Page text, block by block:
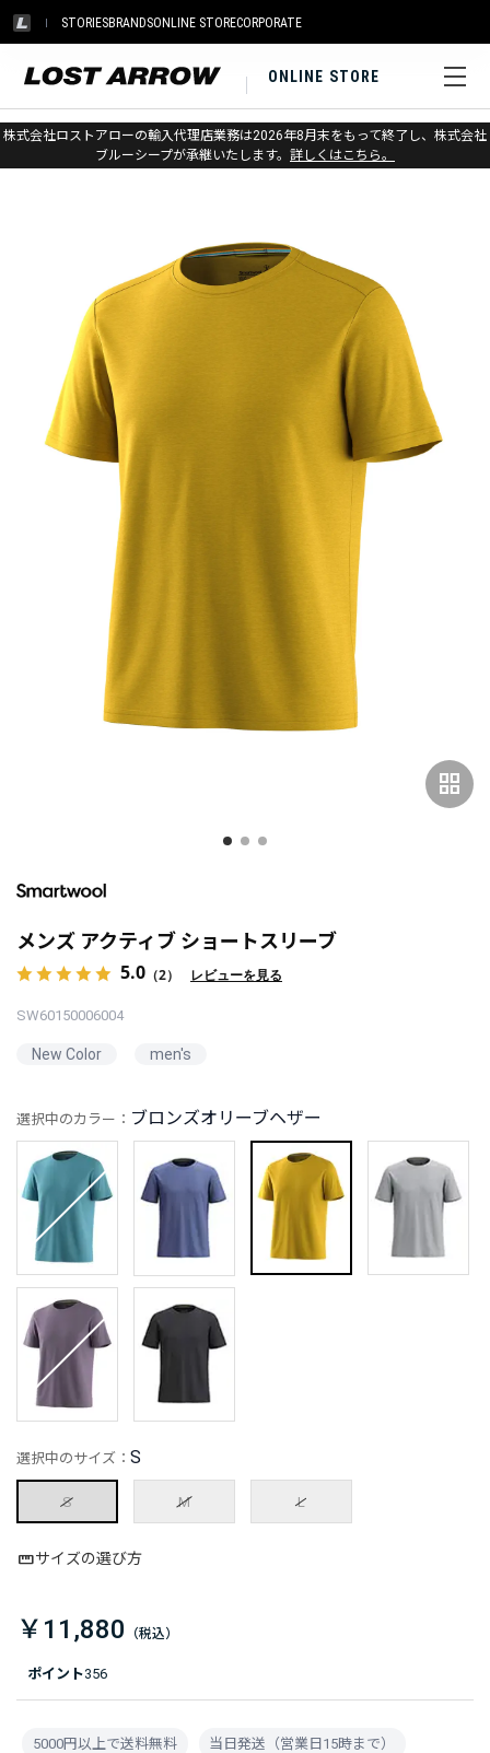
STORIESBRANDSONLINE STORECORPORATE
ONLINE STORE
株式会社ロストアローの輸入代理店業務は2026年8月末をもって終了し、株式会社
ブルーシープが承継いたします。 詳しくはこちら。
ホーム > スマートウール > アパレル > アクティブ
grid_view
メンズ アクティブ ショートスリーブ
5.0 （2） レビューを見る
SW60150006004
New Color men's
ポイント356
選択中のカラー： ブロンズオリーブヘザー
選択中のサイズ： S
S M L
サイズの選び方
￥11,880
5000円以上で送料無料 当日発送（営業日15時まで）